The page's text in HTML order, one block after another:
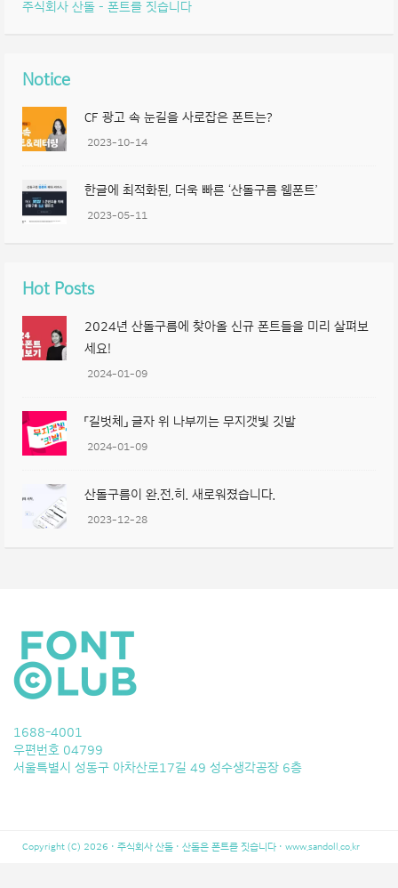
주식회사 산돌 – 폰트를 짓습니다
Notice
CF 광고 속 눈길을 사로잡은 폰트는?
2023-10-14
한글에 최적화된, 더욱 빠른 ‘산돌구름 웹폰트’
2023-05-11
Hot Posts
2024년 산돌구름에 찾아올 신규 폰트들을 미리 살펴보
세요!
2024-01-09
「길벗체」 글자 위 나부끼는 무지갯빛 깃발
2024-01-09
산돌구름이 완.전.히. 새로워졌습니다.
2023-12-28
1688-4001
우편번호 04799
서울특별시 성동구 아차산로17길 49 성수생각공장 6층
Copyright (C) 2026 · 주식회사 산돌 · 산돌은 폰트를 짓습니다 · www.sandoll.co.kr